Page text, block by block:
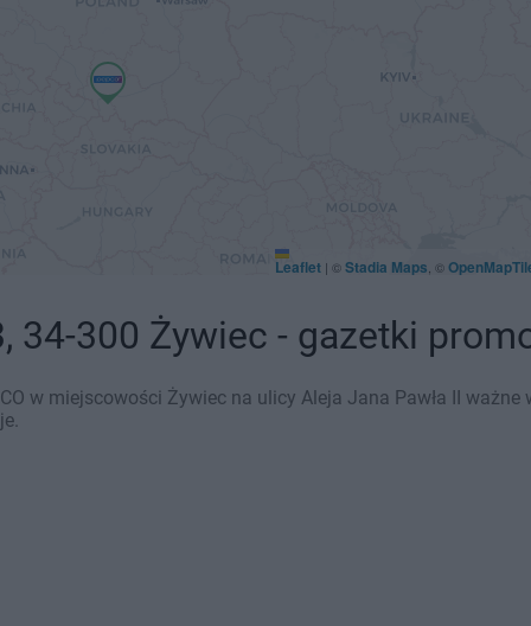
Leaflet | ©Stadia Maps , ©
34-300 Żywiec - gazetki
w miejscowości Żywiec na ulicy Aleja Jana Pawła II